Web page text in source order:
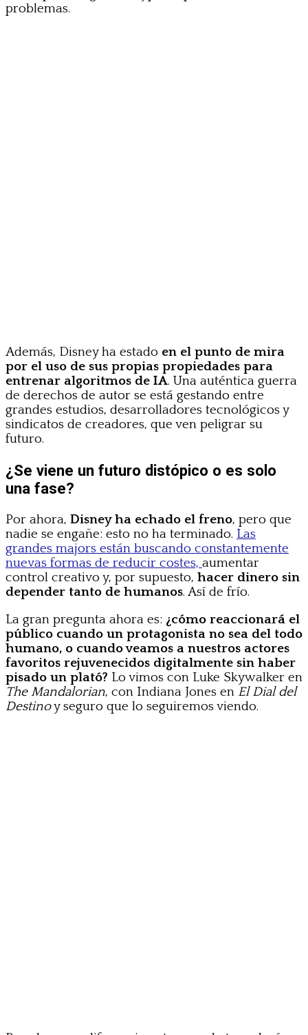
problemas.
Además, Disney ha estado en el punto de mira
por el uso de sus propias propiedades para
entrenar algoritmos de IA. Una auténtica guerra
de derechos de autor se está gestando entre
grandes estudios, desarrolladores tecnológicos y
sindicatos de creadores, que ven peligrar su
futuro.
¿Se viene un futuro distópico o es solo
una fase?
Por ahora, Disney ha echado el freno, pero que
nadie se engañe: esto no ha terminado. Las
grandes majors están buscando constantemente
nuevas formas de reducir costes, aumentar
control creativo y, por supuesto, hacer dinero sin
depender tanto de humanos. Así de frío.
La gran pregunta ahora es: ¿cómo reaccionará el
público cuando un protagonista no sea del todo
humano, o cuando veamos a nuestros actores
favoritos rejuvenecidos digitalmente sin haber
pisado un plató? Lo vimos con Luke Skywalker en
The Mandalorian, con Indiana Jones en El Dial del
Destinoy seguro que lo seguiremos viendo.